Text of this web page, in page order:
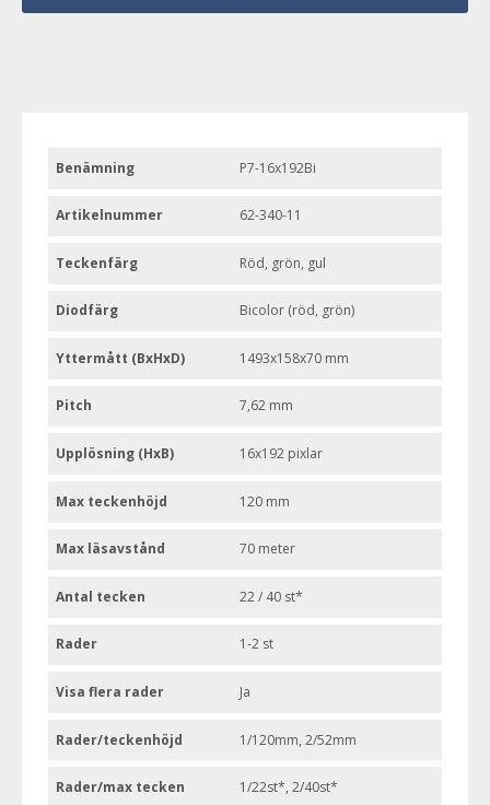
Benämning P7-16x192Bi
Artikelnummer 62-340-11
Teckenfärg Röd, grön, gul
Diodfärg Bicolor (röd, grön)
Yttermått (BxHxD) 1493x158x70 mm
Pitch 7,62 mm
Upplösning (HxB) 16x192 pixlar
Max teckenhöjd 120 mm
Max läsavstånd 70 meter
Antal tecken 22 / 40 st*
Rader 1-2 st
Visa flera rader Ja
Rader/teckenhöjd 1/120mm, 2/52mm
Rader/max tecken 1/22st*, 2/40st*